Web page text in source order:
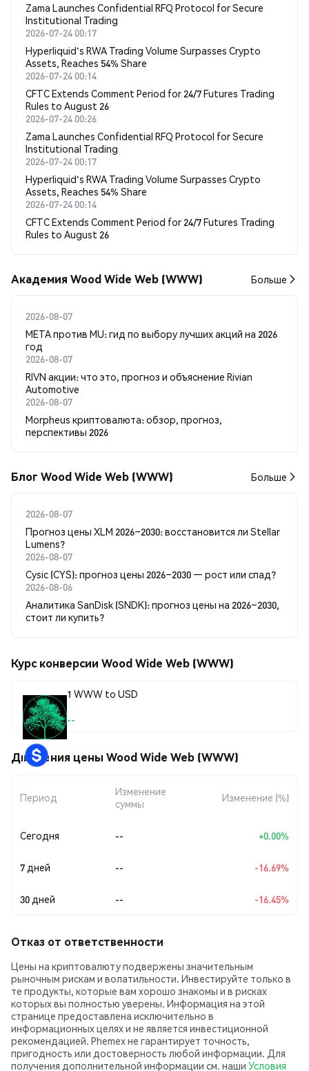
Zama Launches Confidential RFQ Protocol for Secure
Institutional Trading
2026-07-24 00:17
Hyperliquid's RWA Trading Volume Surpasses Crypto
Assets, Reaches 54% Share
2026-07-24 00:14
CFTC Extends Comment Period for 24/7 Futures Trading
Rules to August 26
2026-07-24 00:26
Zama Launches Confidential RFQ Protocol for Secure
Institutional Trading
2026-07-24 00:17
Hyperliquid's RWA Trading Volume Surpasses Crypto
Assets, Reaches 54% Share
2026-07-24 00:14
CFTC Extends Comment Period for 24/7 Futures Trading
Rules to August 26
Академия Wood Wide Web (WWW) Больше
2026-08-07
META против MU: гид по выбору лучших акций на 2026
год
2026-08-07
RIVN акции: что это, прогноз и объяснение Rivian
Automotive
2026-08-07
Morpheus криптовалюта: обзор, прогноз,
перспективы 2026
Блог Wood Wide Web (WWW) Больше
2026-08-07
Прогноз цены XLM 2026–2030: восстановится ли Stellar
Lumens?
2026-08-07
Cysic (CYS): прогноз цены 2026–2030 — рост или спад?
2026-08-06
Аналитика SanDisk (SNDK): прогноз цены на 2026–2030,
стоит ли купить?
Курс конверсии Wood Wide Web (WWW)
1 WWW to USD
--
Движения цены Wood Wide Web (WWW)
Период
Изменение
суммы
Изменение (%)
Сегодня -- +0.00%
7 дней -- -16.69%
30 дней -- -16.45%
Отказ от ответственности
Цены на криптовалюту подвержены значительным
рыночным рискам и волатильности. Инвестируйте только в
те продукты, которые вам хорошо знакомы и в рисках
которых вы полностью уверены. Информация на этой
странице предоставлена исключительно в
информационных целях и не является инвестиционной
рекомендацией. Phemex не гарантирует точность,
пригодность или достоверность любой информации. Для
получения дополнительной информации см. наши Условия